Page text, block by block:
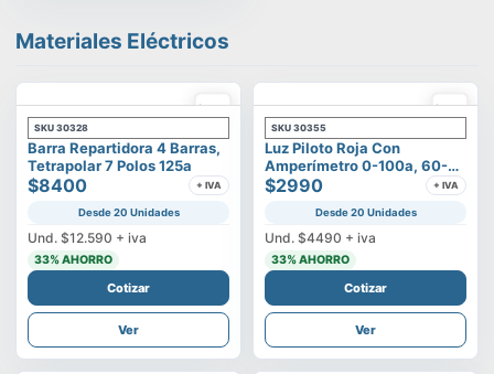
Materiales Eléctricos
SKU 30328
Barra Repartidora 4 Barras,
Tetrapolar 7 Polos 125a
$8400 + IVA
Desde 20 Unidades
Und. $12.590 + iva
33% AHORRO
Cotizar
Ver
SKU 30355
Luz Piloto Roja Con
Amperímetro 0-100a, 60-
500v
$2990 + IVA
Desde 20 Unidades
Und. $4490 + iva
33% AHORRO
Cotizar
Ver